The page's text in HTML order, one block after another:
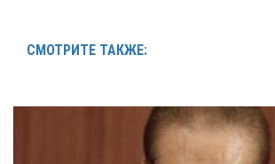
СМОТРИТЕ ТАКЖЕ: